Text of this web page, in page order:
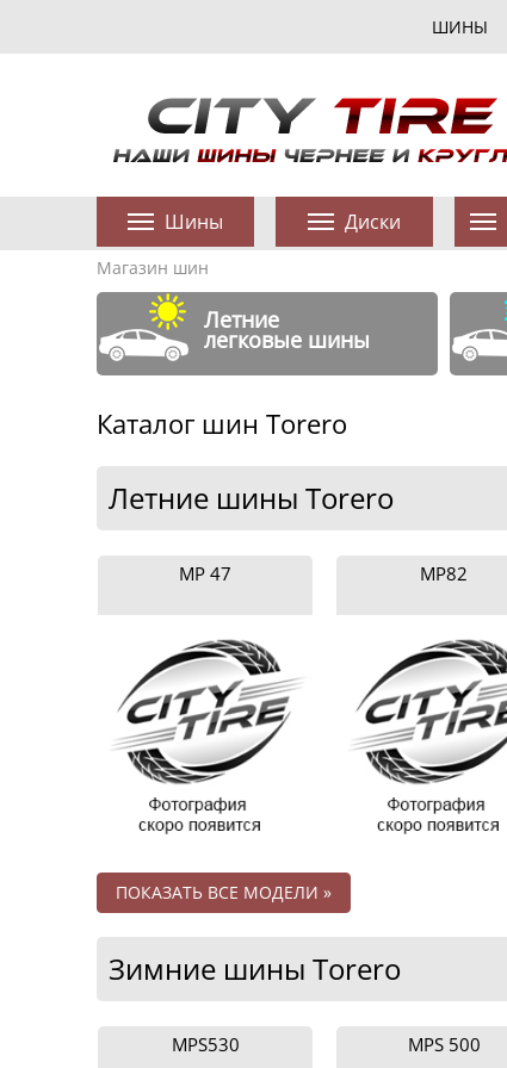
ШИНЫ
Шины Диски
Магазин шин
Летние
легковые шины
Каталог шин Torero
Летние шины Torero
MP 47 MP82
ПОКАЗАТЬ ВСЕ МОДЕЛИ »
Зимние шины Torero
MPS530 MPS 500